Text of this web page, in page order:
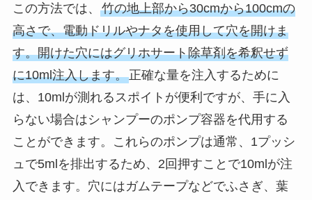
この方法では、 竹の地上部から30cmから100cmの
高さで、電動ドリルやナタを使用して穴を開けま
す。開けた穴にはグリホサート除草剤を希釈せず
に10ml注入します。正確な量を注入するために
は、10mlが測れるスポイトが便利ですが、手に入
らない場合はシャンプーのポンプ容器を代用する
ことができます。これらのポンプは通常、1プッシ
ュで5mlを排出するため、2回押すことで10mlが注
入できます。穴にはガムテープなどでふさぎ、葉